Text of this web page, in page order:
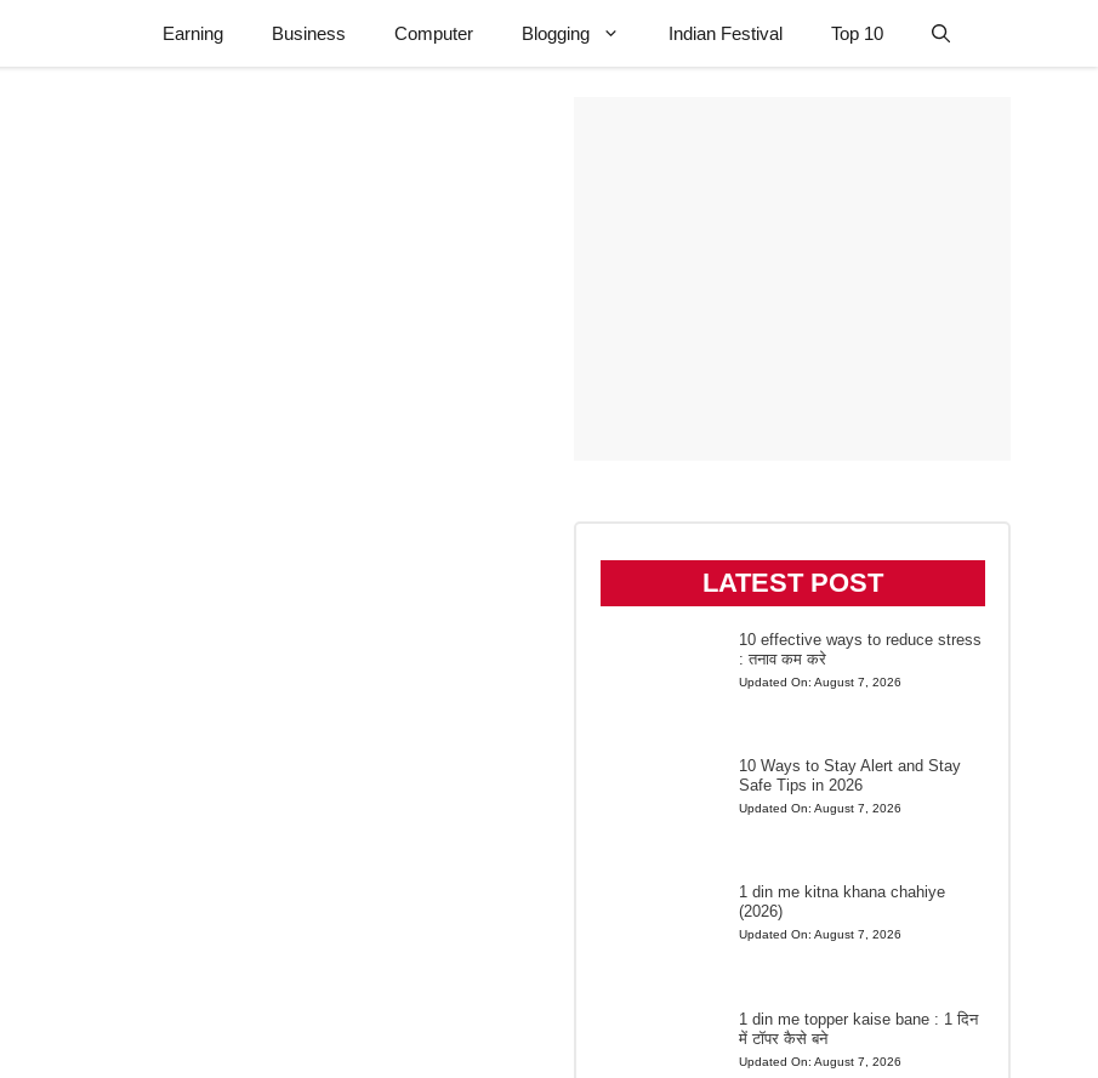
Earning Business Computer Blogging Indian Festival Top 10
LATEST POST
10 effective ways to reduce stress
: तनाव कम करे
Updated On: August 7, 2026
10 Ways to Stay Alert and Stay
Safe Tips in 2026
Updated On: August 7, 2026
1 din me kitna khana chahiye
(2026)
Updated On: August 7, 2026
1 din me topper kaise bane : 1 दिन
में टॉपर कैसे बने
Updated On: August 7, 2026